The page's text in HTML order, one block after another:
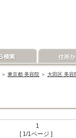
＞ 東京都 美容院 ＞ 大田区 美容
1
[ 1/1ページ ]